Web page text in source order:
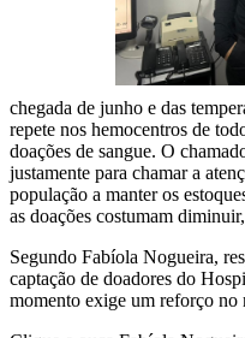
chegada de junho e das
repete nos hemocentros de
doações de sangue. O
justamente para chamar a
população a manter os
as doações costumam
Segundo Fabíola Nogueira,
captação de doadores do
momento exige um reforço no